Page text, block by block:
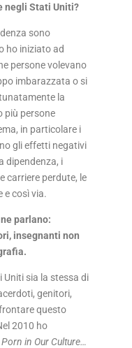
negli Stati Uniti?
sono
ho iniziato ad
persone volevano
imbarazzata o si
la
più persone
in particolare i
gli effetti negativi
dipendenza, i
carriere perdute, le
e così via.
parlano:
insegnanti non
Uniti sia la stessa di
genitori,
questo
2010 ho
in Our Culture…